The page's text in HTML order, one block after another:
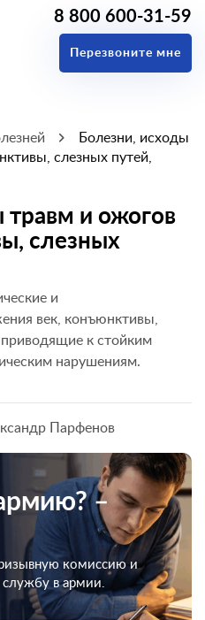
8 800 600-31-59
Перезвоните мне
Болезни, исходы
слезных путей,
травм и ожогов
слезных
и
век, конъюнктивы,
к стойким
нарушениям.
Парфенов
–
комиссию и
службу в армии.